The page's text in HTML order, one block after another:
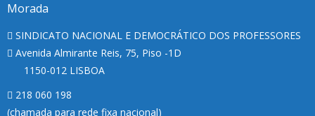
Morada
SINDICATO NACIONAL E DEMOCRÁTICO DOS PROFESSORES
Avenida Almirante Reis, 75, Piso -1D
1150-012 LISBOA
218 060 198
(chamada para rede fixa nacional)